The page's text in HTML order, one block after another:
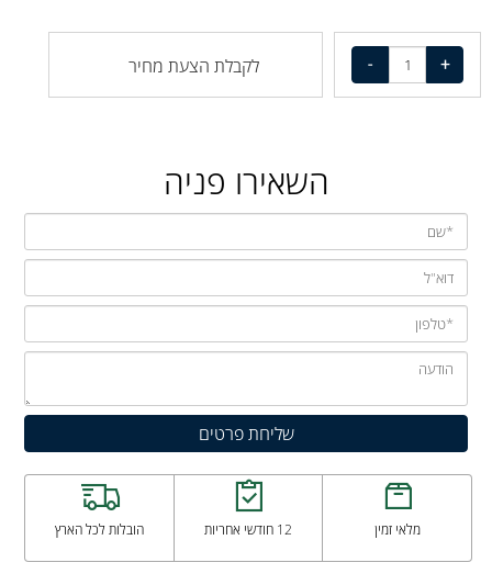
לקבלת הצעת מחיר
השאירו פניה
מלאי זמין 12 חודשי אחריות הובלות לכל הארץ